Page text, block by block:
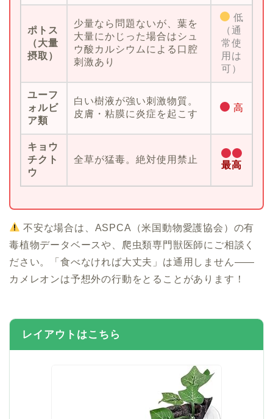
ポトス
（大量
摂取）
少量なら問題ないが、葉を
大量にかじった場合はシュ
ウ酸カルシウムによる口腔
刺激あり
低
（通
常使
用は
可）
ユーフ
ォルビ
ア類
白い樹液が強い刺激物質。
皮膚・粘膜に炎症を起こす
高
キョウ
チクト
ウ
全草が猛毒。絶対使用禁止
最高
不安な場合は、ASPCA（米国動物愛護協会）の有
毒植物データベースや、爬虫類専門獣医師にご相談く
ださい。「食べなければ大丈夫」は通用しません——
カメレオンは予想外の行動をとることがあります！
レイアウトはこちら